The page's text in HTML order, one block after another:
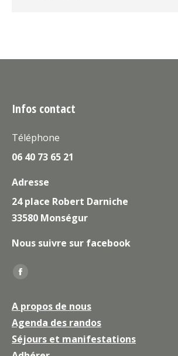
Infos contact
Téléphone
06 40 73 65 21
Adresse
24 place Robert Darniche
33580 Monségur
Nous suivre sur facebook
Trouvez nous sur :
La
Facebook
s'ouvre
dans
A propos de nous
Agenda des randos
Séjours et manifestations